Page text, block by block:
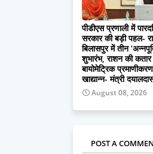
पीडीएस प्रणाली में
सरकार की बड़ी पहल-
बिलासपुर में तीन
शुभारंभ, राशन की कतार
बायोमेट्रिक
खाद्यान्न- मंत्री
August 08, 2026
POST A